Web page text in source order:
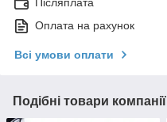
Післяплата
Оплата на рахунок
Всі умови оплати
Подібні товари компанії